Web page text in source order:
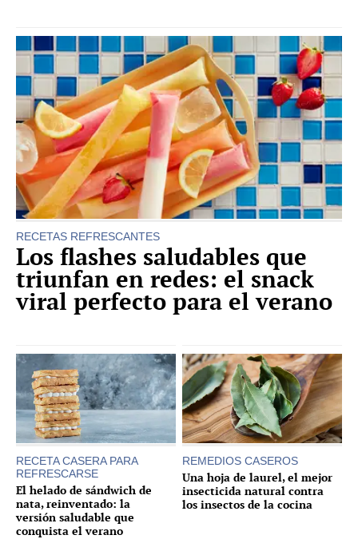
RECETAS REFRESCANTES
Los flashes saludables que
triunfan en redes: el snack
viral perfecto para el verano
RECETA CASERA PARA
REFRESCARSE
El helado de sándwich de
nata, reinventado: la
versión saludable que
conquista el verano
REMEDIOS CASEROS
Una hoja de laurel, el mejor
insecticida natural contra
los insectos de la cocina